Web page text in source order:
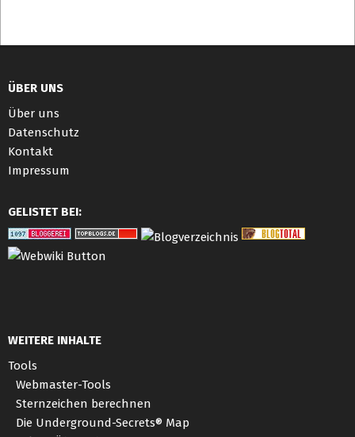
ÜBER UNS
Über uns
Datenschutz
Kontakt
Impressum
GELISTET BEI:
WEITERE INHALTE
Tools
Webmaster-Tools
Sternzeichen berechnen
Die Underground-Secrets® Map